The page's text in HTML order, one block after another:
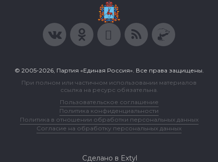
© 2005-2026, Партия «Единая Россия». Все права защищены.
При полном или частичном использовании материалов
ссылка на ресурс обязательна.
Пользовательское соглашение
Политика конфиденциальности
Политика в отношении обработки персональных данных
Согласие на обработку персональных данных
Сделано в Extyl